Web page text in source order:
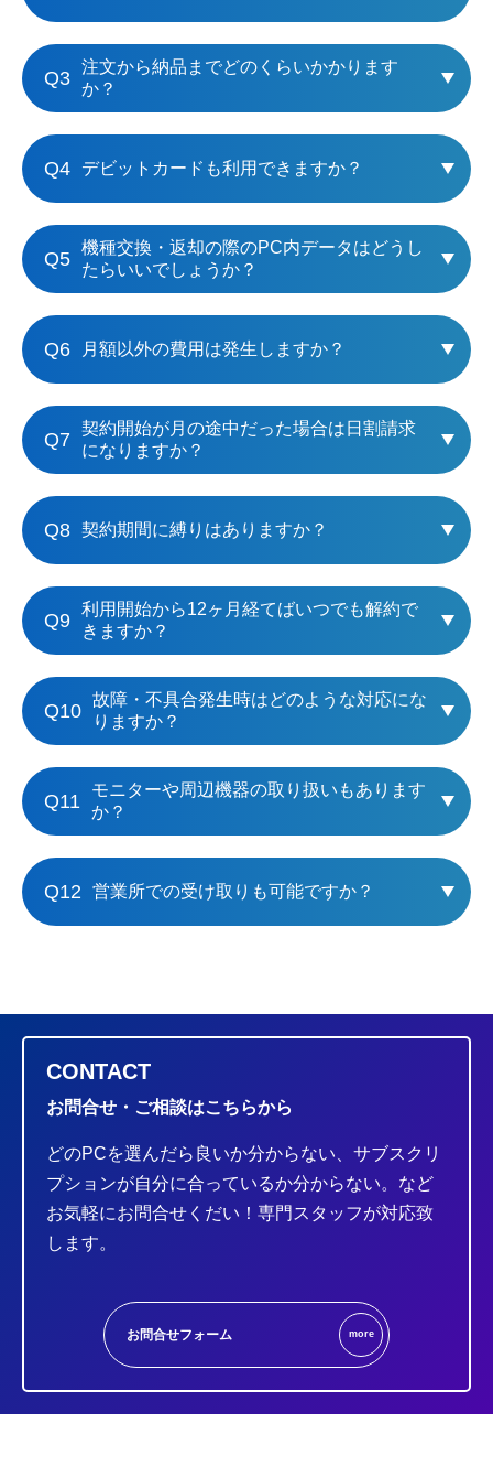
Q3
注文から納品までどのくらいかかります
か？
Q4 デビットカードも利用できますか？
Q5
機種交換・返却の際のPC内データはどうし
たらいいでしょうか？
Q6 月額以外の費用は発生しますか？
Q7
契約開始が月の途中だった場合は日割請求
になりますか？​
Q8 契約期間に縛りはありますか？​
Q9
利用開始から12ヶ月経てばいつでも解約で
きますか？
Q10
故障・不具合発生時はどのような対応にな
りますか？
Q11
モニターや周辺機器の取り扱いもあります
か？
Q12 営業所での受け取りも可能ですか？
CONTACT
お問合せ・ご相談はこちらから
どのPCを選んだら良いか分からない、サブスクリ
プションが自分に合っているか分からない。など
お気軽にお問合せくだい！専門スタッフが対応致
します。
お問合せフォーム more